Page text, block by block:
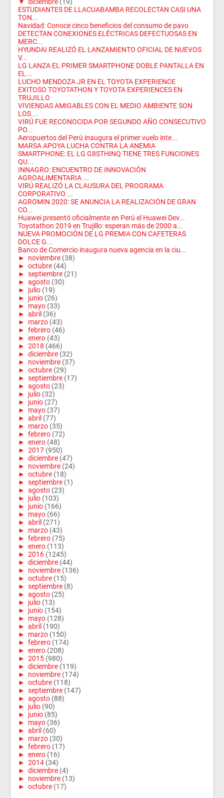
ESTUDIANTES DE LLACUABAMBA RECOLECTAN CASI UNA
TON...
Navidad: Conoce cinco beneficios del consumo de pavo
DETECTAN CONEXIONES ELÉCTRICAS DEFECTUOSAS EN
MERC...
HYUNDAI REALIZÓ EL LANZAMIENTO OFICIAL DE NUEVOS
V...
LG LANZA EL PRIMER SMARTPHONE DOBLE PANTALLA EN
EL...
LUCHO MENDOZA JR EN EL TOYOTA EXPERIENCE
EXITOSO TOYOTATHON Y TOYOTA EXPERIENCES EN
TRUJILLO
VIVIENDAS AMIGABLES CON EL MEDIO AMBIENTE SON
LOS ...
VIRÚ FUE RECONOCIDA POR SEGUNDO AÑO CONSECUTIVO
PO...
Aeropuertos del Perú inaugura el primer vuelo inte...
MARSA APOYA LUCHA CONTRA LA ANEMIA
SMARTPHONE: EL LG G8STHINQ TIENE TRES FUNCIONES
QU...
INNAGRO: ENCUENTRO DE INNOVACIÓN
AGROALIMENTARIA ...
VIRÚ REALIZÓ LA CLAUSURA DEL PROGRAMA
CORPORATIVO ...
AGROMIN 2020: SE ANUNCIA LA REALIZACIÓN DE GRAN
CO...
Huawei presentó oficialmente en Perú el Huawei Dev...
Toyotathon 2019 en Trujillo: esperan más de 2000 a...
NUEVA PROMOCIÓN DE LG PREMIA CON CAFETERAS
DOLCE G...
Banco de Comercio inaugura nueva agencia en la ciu...
► noviembre (38)
► octubre (44)
► septiembre (21)
► agosto (30)
► julio (19)
► junio (26)
► mayo (33)
► abril (36)
► marzo (43)
► febrero (46)
► enero (43)
► 2018 (466)
► diciembre (32)
► noviembre (37)
► octubre (29)
► septiembre (17)
► agosto (23)
► julio (32)
► junio (27)
► mayo (37)
► abril (77)
► marzo (35)
► febrero (72)
► enero (48)
► 2017 (950)
► diciembre (47)
► noviembre (24)
► octubre (18)
► septiembre (1)
► agosto (23)
► julio (103)
► junio (166)
► mayo (66)
► abril (271)
► marzo (43)
► febrero (75)
► enero (113)
► 2016 (1245)
► diciembre (44)
► noviembre (136)
► octubre (15)
► septiembre (8)
► agosto (25)
► julio (13)
► junio (154)
► mayo (128)
► abril (190)
► marzo (150)
► febrero (174)
► enero (208)
► 2015 (980)
► diciembre (119)
► noviembre (174)
► octubre (118)
► septiembre (147)
► agosto (88)
► julio (90)
► junio (85)
► mayo (36)
► abril (60)
► marzo (30)
► febrero (17)
► enero (16)
► 2014 (34)
► diciembre (4)
► noviembre (13)
► octubre (17)